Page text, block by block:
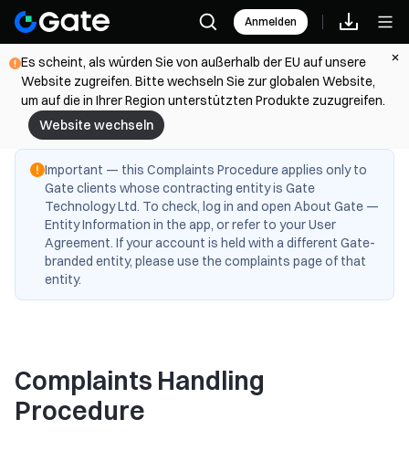
Anmelden
Es scheint, als würden Sie von außerhalb der EU auf unsere
Website zugreifen. Bitte wechseln Sie zur globalen Website,
um auf die in Ihrer Region unterstützten Produkte zuzugreifen.
Website wechseln
Important — this Complaints Procedure applies only to
Gate clients whose contracting entity is Gate
Technology Ltd. To check, log in and open About Gate —
Entity Information in the app, or refer to your User
Agreement. If your account is held with a different Gate-
branded entity, please use the complaints page of that
entity.
Complaints Handling
Procedure